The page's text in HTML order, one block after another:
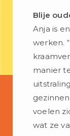
Blije
Anja is
werken.
manier
voelen
wat ze